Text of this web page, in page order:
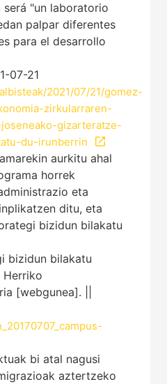
"un laboratorio
palpar diferentes
para el desarrollo
07-21
2021/07/21/gomez-
zirkularraren-
gizarteratze-
du-irunberrin
aurkitu ahal
horrek
eta
ditu, eta
bizidun bilakatu
bizidun bilakatu
Herriko
[webgunea]. ||
bi atal nagusi
aztertzeko